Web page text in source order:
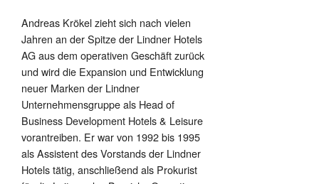
Andreas Krökel zieht sich nach vielen
Jahren an der Spitze der Lindner Hotels
AG aus dem operativen Geschäft zurück
und wird die Expansion und Entwicklung
neuer Marken der Lindner
Unternehmensgruppe als Head of
Business Development Hotels & Leisure
vorantreiben. Er war von 1992 bis 1995
als Assistent des Vorstands der Lindner
Hotels tätig, anschließend als Prokurist